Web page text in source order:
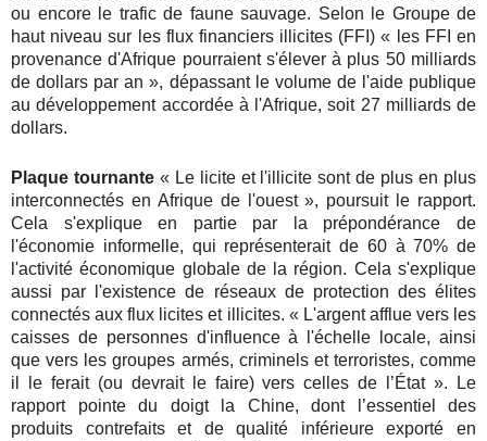
ou encore le trafic de faune sauvage. Selon le Groupe de
haut niveau sur les flux financiers illicites (FFI) « les FFI en
provenance d'Afrique pourraient s'élever à plus 50 milliards
de dollars par an », dépassant le volume de l'aide publique
au développement accordée à l'Afrique, soit 27 milliards de
dollars.
Plaque tournante« Le licite et l'illicite sont de plus en plus
interconnectés en Afrique de l'ouest », poursuit le rapport.
Cela s'explique en partie par la prépondérance de
l'économie informelle, qui représenterait de 60 à 70% de
l'activité économique globale de la région. Cela s'explique
aussi par l'existence de réseaux de protection des élites
connectés aux flux licites et illicites. « L'argent afflue vers les
caisses de personnes d'influence à l'échelle locale, ainsi
que vers les groupes armés, criminels et terroristes, comme
il le ferait (ou devrait le faire) vers celles de l’État ». Le
rapport pointe du doigt la Chine, dont l’essentiel des
produits contrefaits et de qualité inférieure exporté en